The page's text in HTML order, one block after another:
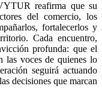
reafirma que su
del comercio, los
fortalecerlos y
Cada encuentro,
profunda: que el
las voces de quienes lo
seguirá actuando
decisiones que marcan